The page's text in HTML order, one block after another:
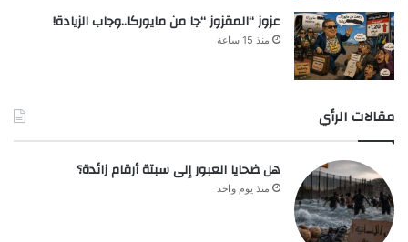
عزوز “المقزوز “جا من مايوركا..وجاب الزيادة!
منذ 15 ساعة
مقالات الرأي
هل ضحايا العبور إلى سبتة أرقام زائدة؟
منذ يوم واحد